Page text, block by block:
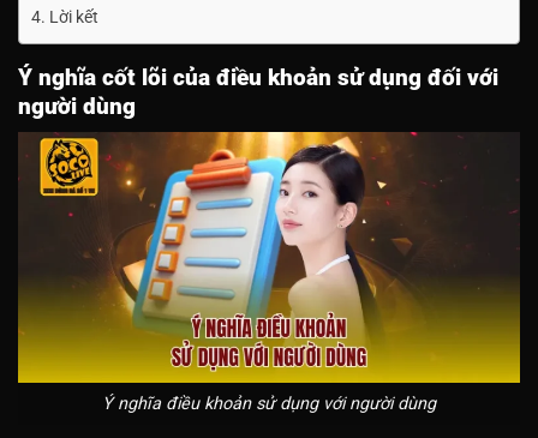
Lời kết
Ý nghĩa cốt lõi của điều khoản sử dụng đối với
người dùng
Ý nghĩa điều khoản sử dụng với người dùng